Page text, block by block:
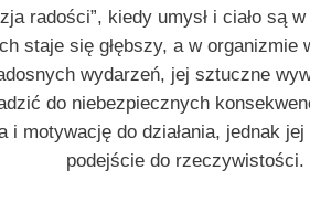
radości”, kiedy umysł i ciało są
staje się głębszy, a w
wydarzeń, jej sztuczne
do niebezpiecznych
i motywację do działania, jednak
podejście do rzeczywistości.